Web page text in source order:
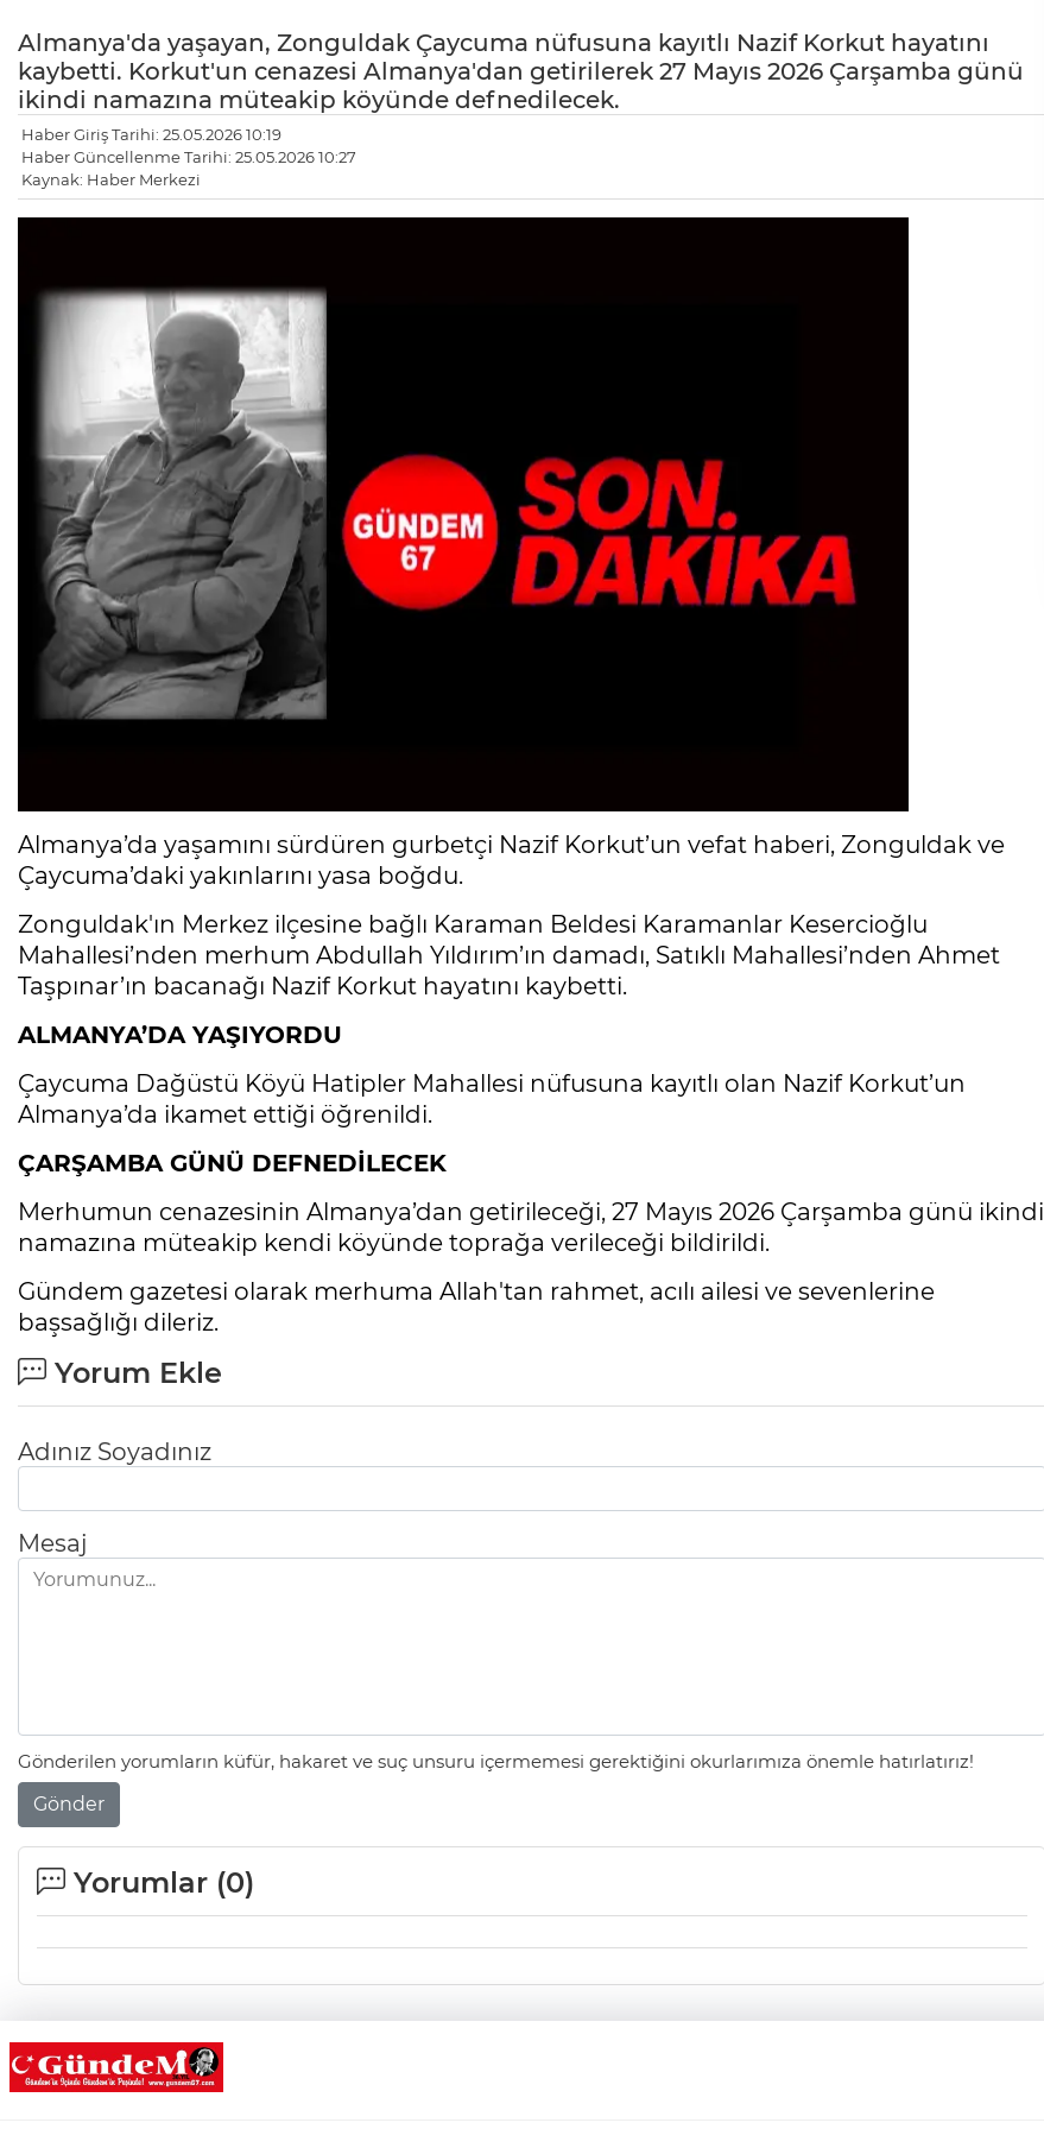
Almanya'da yaşayan, Zonguldak Çaycuma nüfusuna kayıtlı Nazif Korkut hayatını
kaybetti. Korkut'un cenazesi Almanya'dan getirilerek 27 Mayıs 2026 Çarşamba günü
ikindi namazına müteakip köyünde defnedilecek.
Haber Giriş Tarihi: 25.05.2026 10:19
Haber Güncellenme Tarihi: 25.05.2026 10:27
Kaynak: Haber Merkezi
Almanya’da yaşamını sürdüren gurbetçi Nazif Korkut’un vefat haberi, Zonguldak ve
Çaycuma’daki yakınlarını yasa boğdu.
Zonguldak'ın Merkez ilçesine bağlı Karaman Beldesi Karamanlar Kesercioğlu
Mahallesi’nden merhum Abdullah Yıldırım’ın damadı, Satıklı Mahallesi’nden Ahmet
Taşpınar’ın bacanağı Nazif Korkut hayatını kaybetti.
ALMANYA’DA YAŞIYORDU
Çaycuma Dağüstü Köyü Hatipler Mahallesi nüfusuna kayıtlı olan Nazif Korkut’un
Almanya’da ikamet ettiği öğrenildi.
ÇARŞAMBA GÜNÜ DEFNEDİLECEK
Merhumun cenazesinin Almanya’dan getirileceği, 27 Mayıs 2026 Çarşamba günü ikindi
namazına müteakip kendi köyünde toprağa verileceği bildirildi.
Gündem gazetesi olarak merhuma Allah'tan rahmet, acılı ailesi ve sevenlerine
başsağlığı dileriz.
Yorum Ekle
Adınız Soyadınız
Mesaj
Gönderilen yorumların küfür, hakaret ve suç unsuru içermemesi gerektiğini okurlarımıza önemle hatırlatırız!
Gönder
Yorumlar (0)